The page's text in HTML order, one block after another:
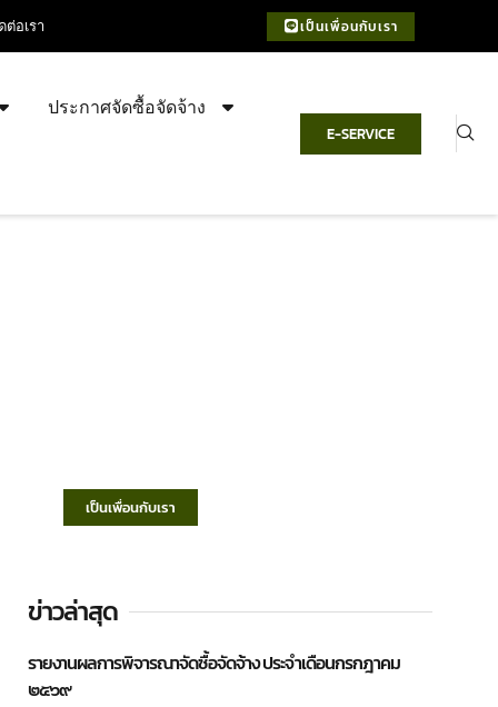
ต่อเรา เป็นเพื่อนกับเรา
ประกาศจัดซื้อจัดจ้าง
E-SERVICE
เป็นเพื่อนกับเรา
ข่าวล่าสุด
รายงานผลการพิจารณาจัดซื้อจัดจ้าง ประจำเดือนกรกฎาคม
๒๕๖๙